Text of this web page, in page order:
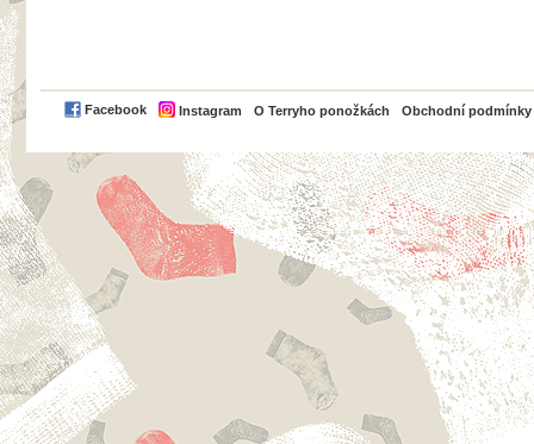
Facebook Instagram O Terryho ponožkách Obchodní podmínky
PayPal